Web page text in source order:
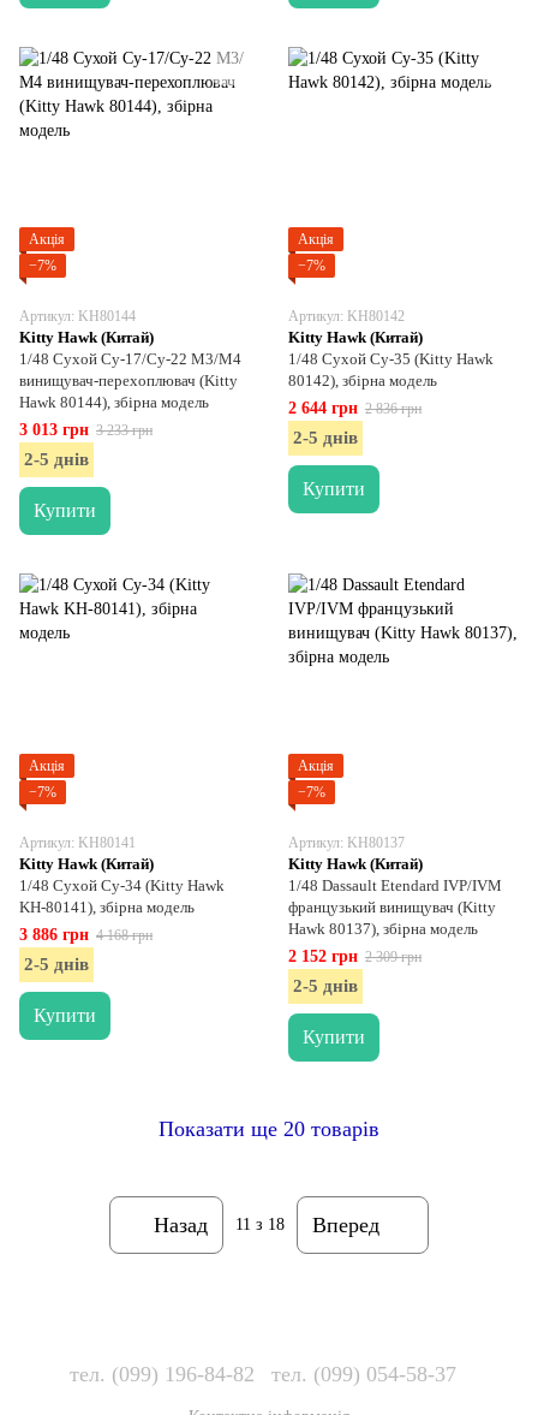
Акція
−7%
Артикул: KH80144
Kitty Hawk (Китай)
1/48 Сухой Су-17/Су-22 М3/М4
винищувач-перехоплювач (Kitty
Hawk 80144), збірна модель
3 013 грн 3 233 грн
2-5 днів
Купити
Акція
−7%
Артикул: KH80142
Kitty Hawk (Китай)
1/48 Сухой Су-35 (Kitty Hawk
80142), збірна модель
2 644 грн 2 836 грн
2-5 днів
Купити
Акція
−7%
Артикул: KH80141
Kitty Hawk (Китай)
1/48 Сухой Су-34 (Kitty Hawk
KH-80141), збірна модель
3 886 грн 4 168 грн
2-5 днів
Купити
Акція
−7%
Артикул: KH80137
Kitty Hawk (Китай)
1/48 Dassault Etendard IVP/IVM
французький винищувач (Kitty
Hawk 80137), збірна модель
2 152 грн 2 309 грн
2-5 днів
Купити
Показати ще 20 товарів
Назад 11 з 18 Вперед
тел. (099) 196-84-82 тел. (099) 054-58-37